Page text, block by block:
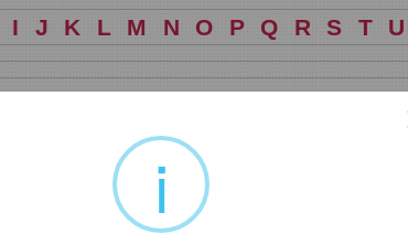
I J K L M N O P Q R S T U
i